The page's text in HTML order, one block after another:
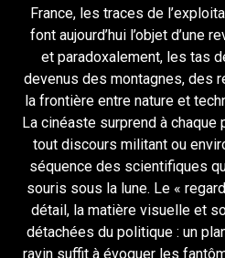
France, les traces de
font aujourd’hui l’objet d’une
et paradoxalement, les tas
devenus des montagnes, des
la frontière entre nature et
La cinéaste surprend à
tout discours militant ou
séquence des scientifiques
souris sous la lune. Le «
détail, la matière visuelle et
détachées du politique : un
ravin suffit à évoquer les